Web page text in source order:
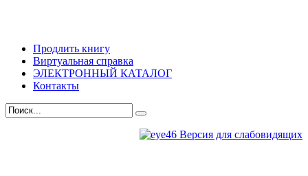
Продлить книгу
Виртуальная справка
ЭЛЕКТРОННЫЙ КАТАЛОГ
Контакты
Версия для слабовидящих